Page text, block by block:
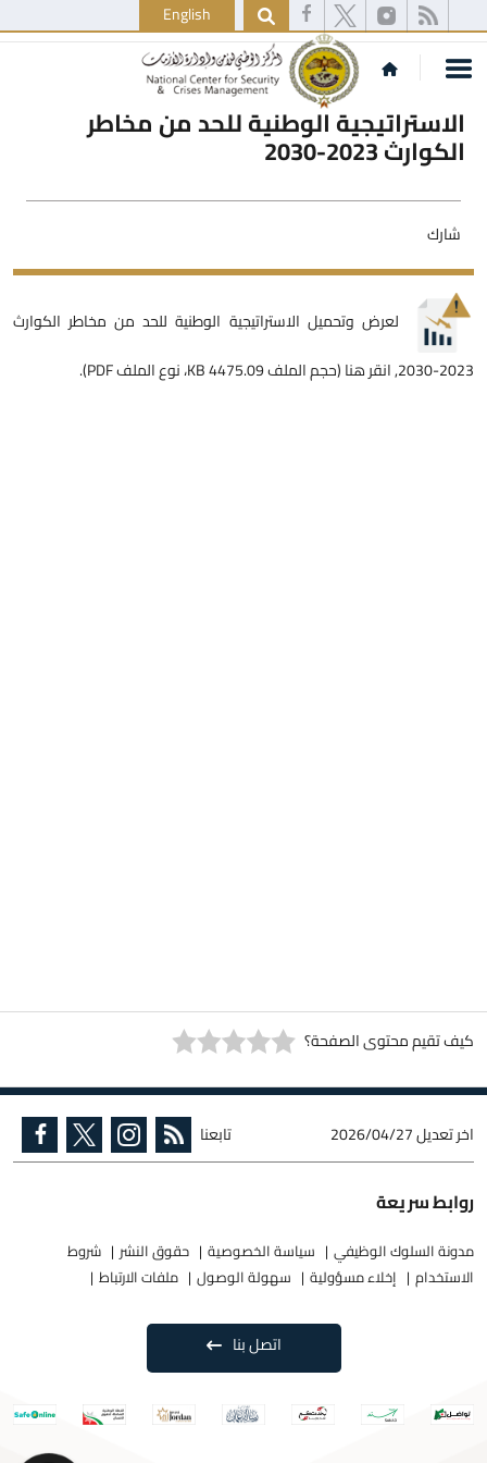
English
الاستراتيجية الوطنية للحد من مخاطر
الكوارث 2023-2030
شارك
لعرض وتحميل الاستراتيجية الوطنية للحد من مخاطر الكوارث
2023-2030,
انقر هنا (حجم الملف 4475.09 KB، نوع الملف PDF) .
كيف تقيم محتوى الصفحة؟
اخر تعديل2026/04/27 تابعنا
روابط سريعة
مدونة السلوك الوظيفي سياسة الخصوصية حقوق النشر
شروط
الاستخدام
إخلاء مسؤولية سهولة الوصول ملفات الارتباط
اتصل بنا